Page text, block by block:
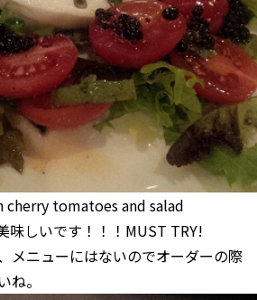
cherry tomatoes and salad
味しいです！！！MUST TRY!
メニューにはないのでオーダーの際
ね。